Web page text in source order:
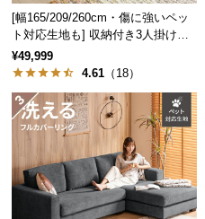
開
梱
設
置
サ
ー
ス
に
[幅165/209/260cm・傷に強いペッ
ト対応生地も] 収納付き3人掛け多
機能ソファ
¥49,999
4.61 （18）